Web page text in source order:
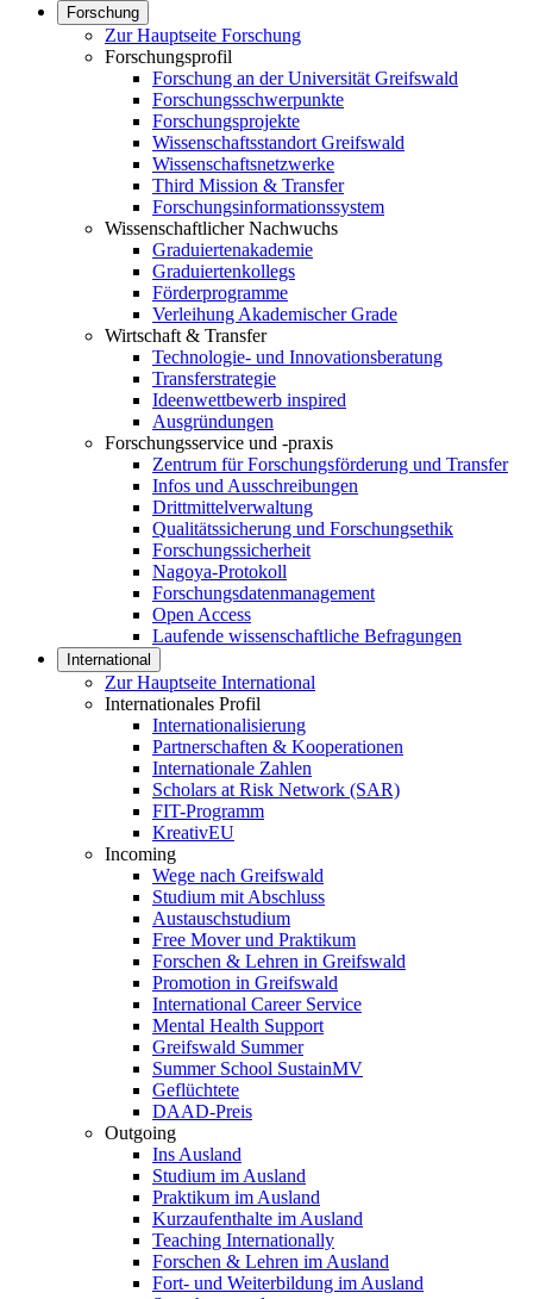
Forschung
Zur Hauptseite Forschung
Forschungsprofil
Forschung an der Universität Greifswald
Forschungsschwerpunkte
Forschungsprojekte
Wissenschaftsstandort Greifswald
Wissenschaftsnetzwerke
Third Mission & Transfer
Forschungsinformationssystem
Wissenschaftlicher Nachwuchs
Graduiertenakademie
Graduiertenkollegs
Förderprogramme
Verleihung Akademischer Grade
Wirtschaft & Transfer
Technologie- und Innovationsberatung
Transferstrategie
Ideenwettbewerb inspired
Ausgründungen
Forschungsservice und -praxis
Zentrum für Forschungsförderung und Transfer
Infos und Ausschreibungen
Drittmittelverwaltung
Qualitätssicherung und Forschungsethik
Forschungssicherheit
Nagoya-Protokoll
Forschungsdatenmanagement
Open Access
Laufende wissenschaftliche Befragungen
International
Zur Hauptseite International
Internationales Profil
Internationalisierung
Partnerschaften & Kooperationen
Internationale Zahlen
Scholars at Risk Network (SAR)
FIT-Programm
KreativEU
Incoming
Wege nach Greifswald
Studium mit Abschluss
Austauschstudium
Free Mover und Praktikum
Forschen & Lehren in Greifswald
Promotion in Greifswald
International Career Service
Mental Health Support
Greifswald Summer
Summer School SustainMV
Geflüchtete
DAAD-Preis
Outgoing
Ins Ausland
Studium im Ausland
Praktikum im Ausland
Kurzaufenthalte im Ausland
Teaching Internationally
Forschen & Lehren im Ausland
Fort- und Weiterbildung im Ausland